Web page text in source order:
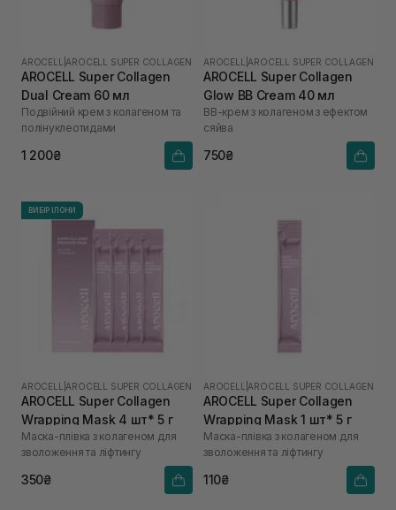
AROCELL AROCELL SUPER COLLAGEN
AROCELL Super Collagen
Dual Cream 60 мл
Подвійний крем з колагеном та
полінуклеотидами
1 200₴
AROCELL AROCELL SUPER COLLAGEN
AROCELL Super Collagen
Glow BB Cream 40 мл
ВВ-крем з колагеном з ефектом
сяйва
750₴
ВИБІР ІЛОНИ
AROCELL AROCELL SUPER COLLAGEN
AROCELL Super Collagen
Wrapping Mask 4 шт* 5 г
Маска-плівка з колагеном для
зволоження та ліфтингу
350₴
AROCELL AROCELL SUPER COLLAGEN
AROCELL Super Collagen
Wrapping Mask 1 шт* 5 г
Маска-плівка з колагеном для
зволоження та ліфтингу
110₴